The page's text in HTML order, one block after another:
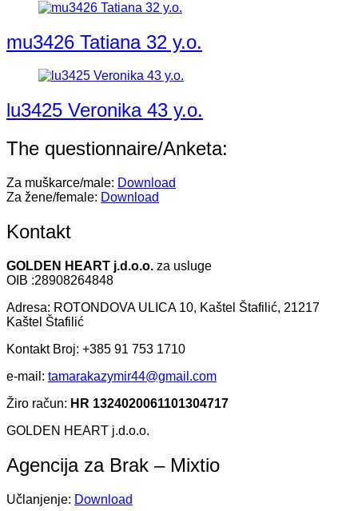
mu3426 Tatiana 32 y.o.
lu3425 Veronika 43 y.o.
The questionnaire/Anketa:
Za muškarce/male: Download
Za žene/female: Download
Kontakt
GOLDEN HEART j.d.o.o. za usluge
OIB :28908264848
Adresa: ROTONDOVA ULICA 10, Kaštel Štafilić, 21217
Kaštel Štafilić
Kontakt Broj: +385 91 753 1710
e-mail: tamarakazymir44@gmail.com
Žiro račun: HR 1324020061101304717
GOLDEN HEART j.d.o.o.
Agencija za Brak – Mixtio
Učlanjenje: Download